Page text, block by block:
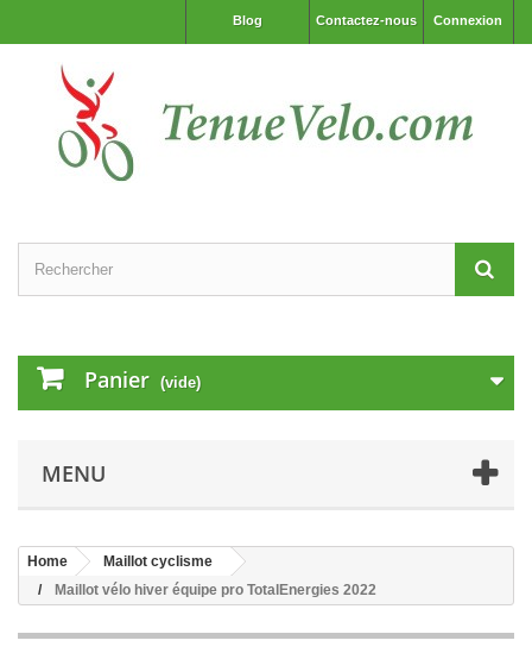
Connexion
Contactez-nous
Blog
Panier (vide)
MENU
Home
Maillot cyclisme
Maillot vélo hiver équipe pro TotalEnergies 2022